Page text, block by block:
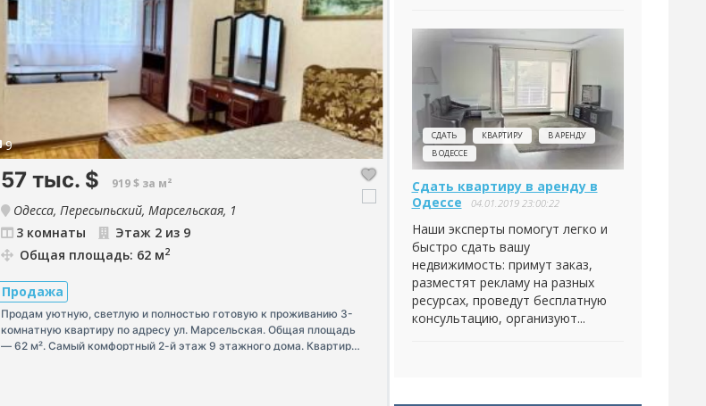
9
57 тыс. $ 919 $ за м²
Одесса, Пересыпьский, Марсельская, 1
3 комнаты
Этаж 2 из 9
Общая площадь: 62 м2
Продажа
Продам уютную, светлую и полностью готовую к проживанию 3-
комнатную квартиру по адресу ул. Марсельская. Общая площадь
— 62 м². Самый комфортный 2-й этаж 9 этажного дома. Квартира
СДАТЬ КВАРТИРУ
В АРЕНДУ
В ОДЕССЕ
Сдать квартиру в аренду в
Одессе
04.01.2019 23:00:22
Наши эксперты помогут легко и
быстро сдать вашу
недвижимость: примут заказ,
разместят рекламу на разных
ресурсах, проведут бесплатную
консультацию, организуют...